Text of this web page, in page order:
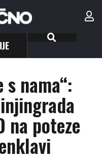
s nama“:
na poteze